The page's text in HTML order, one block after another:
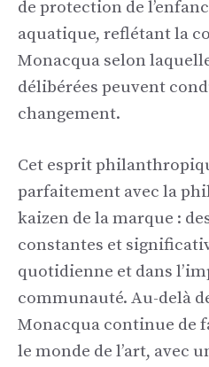
de protection de
aquatique, reflétant la
Monacqua selon
délibérées peuvent
changement.
Cet esprit
parfaitement avec la
kaizen de la marque :
constantes et
quotidienne et dans
communauté. Au-delà
Monacqua continue de
le monde de l’art, avec